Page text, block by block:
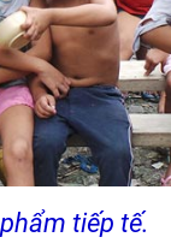
tiếp tế.